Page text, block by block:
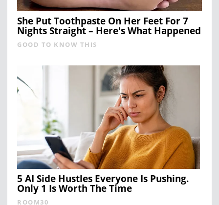
She Put Toothpaste On Her Feet For 7
Nights Straight – Here's What Happened
GOOD TO KNOW THIS
5 AI Side Hustles Everyone Is Pushing.
Only 1 Is Worth The Time
ROOM30